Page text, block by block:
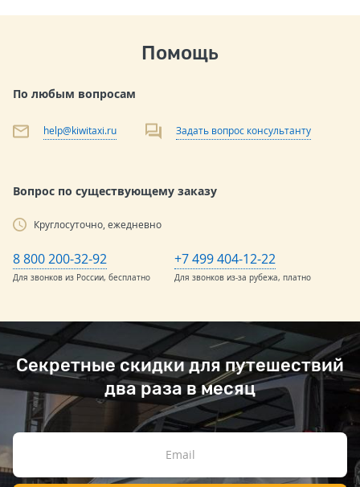
Помощь
По любым вопросам
help@kiwitaxi.ru Задать вопрос консультанту
Вопрос по существующему заказу
Круглосуточно, ежедневно
8 800 200-32-92
Для звонков из России, бесплатно
+7 499 404-12-22
Для звонков из-за рубежа, платно
Секретные скидки для путешествий
два раза в месяц